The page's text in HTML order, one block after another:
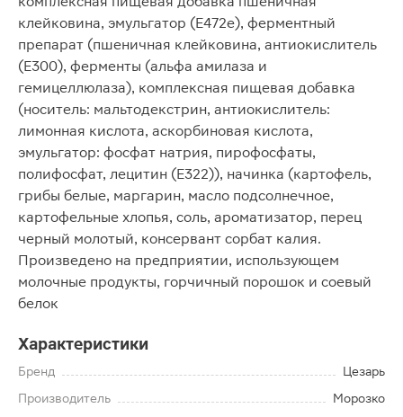
клейковина, эмульгатор (Е472e), ферментный
препарат (пшеничная клейковина, антиокислитель
(Е300), ферменты (альфа амилаза и
гемицеллюлаза), комплексная пищевая добавка
(носитель: мальтодекстрин, антиокислитель:
лимонная кислота, аскорбиновая кислота,
эмульгатор: фосфат натрия, пирофосфаты,
полифосфат, лецитин (Е322)), начинка (картофель,
грибы белые, маргарин, масло подсолнечное,
картофельные хлопья, соль, ароматизатор, перец
черный молотый, консервант сорбат калия.
Произведено на предприятии, использующем
молочные продукты, горчичный порошок и соевый
белок
Характеристики
Бренд
Цезарь
Производитель
Морозко